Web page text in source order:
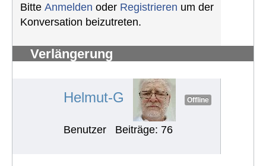
Bitte Anmelden oder Registrieren um der
Konversation beizutreten.
Verlängerung
Helmut-G Offline
Benutzer Beiträge: 76